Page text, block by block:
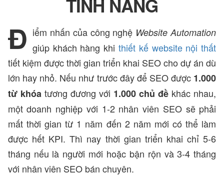
TÍNH NĂNG
Đ iểm nhấn của công nghệ Website Automation
giúp khách hàng khi thiết kế website nội thất
tiết kiệm được thời gian triển khai SEO cho dự án dù
lớn hay nhỏ. Nếu như trước đây để SEO được 1.000
từ khóa tương đương với 1.000 chủ đề khác nhau,
một doanh nghiệp với 1-2 nhân viên SEO sẽ phải
mất thời gian từ 1 năm đến 2 năm mới có thể làm
được hết KPI. Thì nay thời gian triển khai chỉ 5-6
tháng nếu là người mới hoặc bận rộn và 3-4 tháng
với nhân viên SEO bán chuyên.